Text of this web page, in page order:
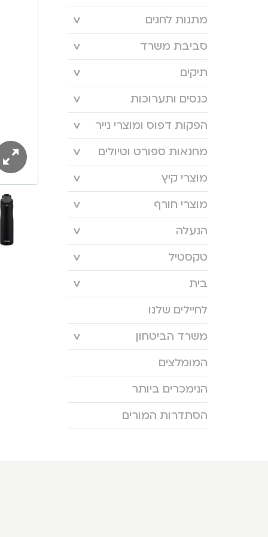
מתנות לחגים
סביבת משרד
תיקים
כנסים ותערוכות
הפקות דפוס ומוצרי נייר
מחנאות ספורט וטיולים
מוצרי קיץ
מוצרי חורף
הנעלה
טקסטיל
בית
לחיילים שלנו
משרד הביטחון
המומלצים
הנימכרים ביותר
הסתדרות המורים